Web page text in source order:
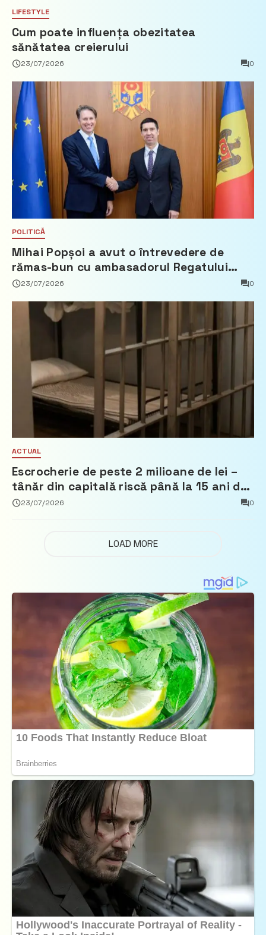
LIFESTYLE
Cum poate influența obezitatea
sănătatea creierului
23/07/2026 0
POLITICĂ
Mihai Popșoi a avut o întrevedere de
rămas-bun cu ambasadorul Regatului
Țărilor de Jos, Fred Duijn
23/07/2026 0
ACTUAL
Escrocherie de peste 2 milioane de lei –
tânăr din capitală riscă până la 15 ani de
închisoare
23/07/2026 0
LOAD MORE